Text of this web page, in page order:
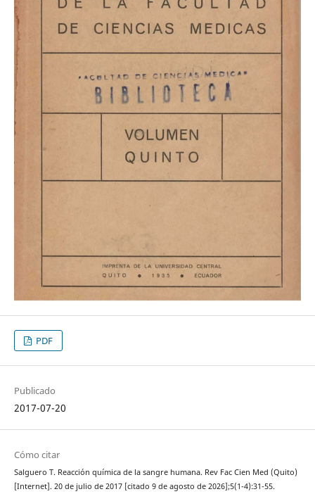
PDF
Publicado
2017-07-20
Cómo citar
Salguero T. Reacción química de la sangre humana. Rev Fac Cien Med (Quito)
[Internet]. 20 de julio de 2017 [citado 9 de agosto de 2026];5(1-4):31-55.